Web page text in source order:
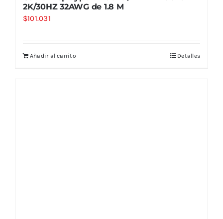
2K/30HZ 32AWG de 1.8 M
$101.031
Añadir al carrito Detalles